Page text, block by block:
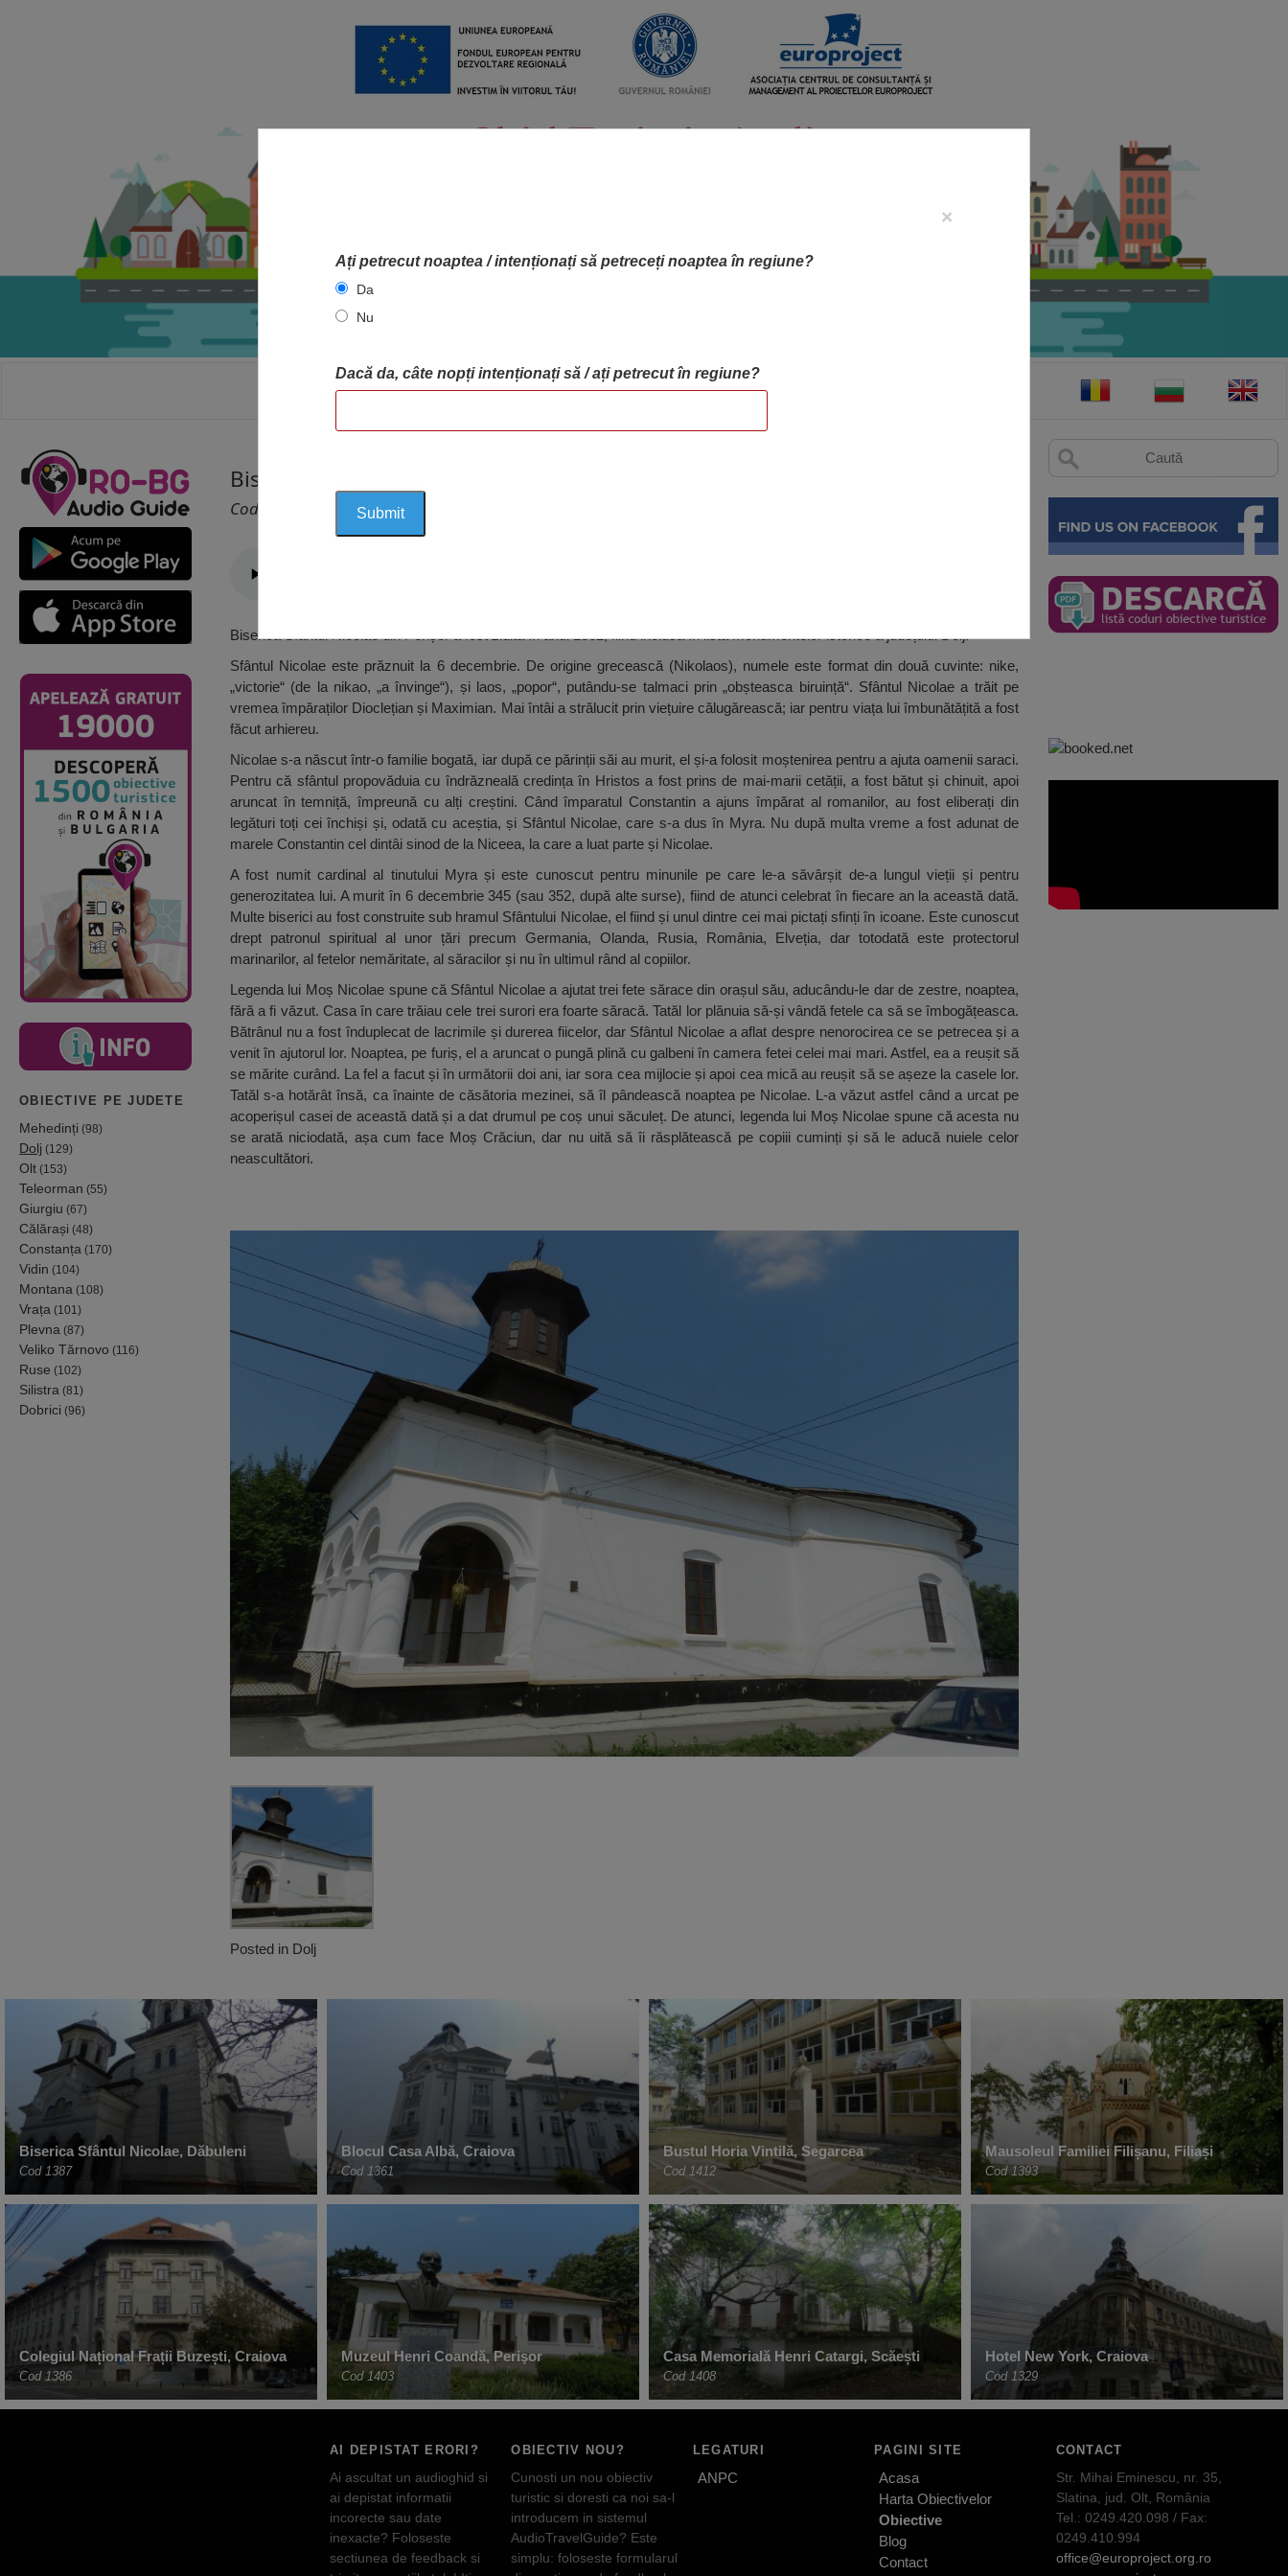
ACASA HARTA OBIECTIVELOR OBIECTIVE
OBIECTIVE PE JUDETE
Mehedinți (98)
Dolj (129)
Olt (153)
Teleorman (55)
Giurgiu (67)
Călărași (48)
Constanța (170)
Vidin (104)
Montana (108)
Vrața (101)
Plevna (87)
Veliko Tărnovo (116)
Ruse (102)
Silistra (81)
Dobrici (96)
Biserica Sfântul Nicolae, Perișor
Cod 1404
Biserica Sfântul Nicolae din Perișor a fost zidită în anul 1862, fiind inclusă în lista monumentelor istorice a județului Dolj.
Sfântul Nicolae este prăznuit la 6 decembrie. De origine grecească (Nikolaos), numele este format din două cuvinte: nike,
„victorie“ (de la nikao, „a învinge“), și laos, „popor“, putându-se talmaci prin „obșteasca biruință“. Sfântul Nicolae a trăit pe
vremea împăraților Dioclețian și Maximian. Mai întâi a strălucit prin viețuire călugărească; iar pentru viața lui îmbunătățită a fost
făcut arhiereu.
Nicolae s-a născut într-o familie bogată, iar după ce părinții săi au murit, el și-a folosit moștenirea pentru a ajuta oamenii saraci.
Pentru că sfântul propovăduia cu îndrăzneală credința în Hristos a fost prins de mai-marii cetății, a fost bătut și chinuit, apoi
aruncat în temniță, împreună cu alți creștini. Când împaratul Constantin a ajuns împărat al romanilor, au fost eliberați din
legături toți cei închiși și, odată cu aceștia, și Sfântul Nicolae, care s-a dus în Myra. Nu după multa vreme a fost adunat de
marele Constantin cel dintâi sinod de la Niceea, la care a luat parte și Nicolae.
A fost numit cardinal al tinutului Myra și este cunoscut pentru minunile pe care le-a săvârșit de-a lungul vieții și pentru
generozitatea lui. A murit în 6 decembrie 345 (sau 352, după alte surse), fiind de atunci celebrat în fiecare an la această dată.
Multe biserici au fost construite sub hramul Sfântului Nicolae, el fiind și unul dintre cei mai pictați sfinți în icoane. Este cunoscut
drept patronul spiritual al unor țări precum Germania, Olanda, Rusia, România, Elveția, dar totodată este protectorul
marinarilor, al fetelor nemăritate, al săracilor și nu în ultimul rând al copiilor.
Legenda lui Moș Nicolae spune că Sfântul Nicolae a ajutat trei fete sărace din orașul său, aducându-le dar de zestre, noaptea,
fără a fi văzut. Casa în care trăiau cele trei surori era foarte săracă. Tatăl lor plănuia să-și vândă fetele ca să se îmbogățeasca.
Bătrânul nu a fost înduplecat de lacrimile și durerea fiicelor, dar Sfântul Nicolae a aflat despre nenorocirea ce se petrecea și a
venit în ajutorul lor. Noaptea, pe furiș, el a aruncat o pungă plină cu galbeni în camera fetei celei mai mari. Astfel, ea a reușit să
se mărite curând. La fel a facut și în următorii doi ani, iar sora cea mijlocie și apoi cea mică au reușit să se așeze la casele lor.
Tatăl s-a hotărât însă, ca înainte de căsătoria mezinei, să îl pândească noaptea pe Nicolae. L-a văzut astfel când a urcat pe
acoperișul casei de această dată și a dat drumul pe coș unui săculeț. De atunci, legenda lui Moș Nicolae spune că acesta nu
se arată niciodată, așa cum face Moș Crăciun, dar nu uită să îi răsplătească pe copiii cuminți și să le aducă nuiele celor
neascultători.
×
Ați petrecut noaptea / intenționați să petreceți noaptea în regiune?
Da
Nu
Dacă da, câte nopți intenționați să / ați petrecut în regiune?
Posted in Dolj
Biserica Sfântul Nicolae, Dăbuleni
Cod 1387
Blocul Casa Albă, Craiova
Cod 1361
Bustul Horia Vintilă, Segarcea
Cod 1412
Mausoleul Familiei Filișanu, Filiași
Cod 1393
Colegiul Național Frații Buzești, Craiova
Cod 1386
Muzeul Henri Coandă, Perişor
Cod 1403
Casa Memorială Henri Catargi, Scăești
Cod 1408
Hotel New York, Craiova
Cod 1329
AI DEPISTAT ERORI?
Ai ascultat un audioghid si
ai depistat informatii
incorecte sau date
inexacte? Foloseste
sectiunea de feedback si
OBIECTIV NOU?
Cunosti un nou obiectiv
turistic si doresti ca noi sa-l
introducem in sistemul
AudioTravelGuide? Este
simplu: foloseste formularul
LEGATURI
ANPC
PAGINI SITE
Acasa
Harta Obiectivelor
Obiective
Blog
Contact
CONTACT
Str. Mihai Eminescu, nr. 35,
Slatina, jud. Olt, România
Tel.: 0249.420.098 / Fax:
0249.410.994
office@europroject.org.ro